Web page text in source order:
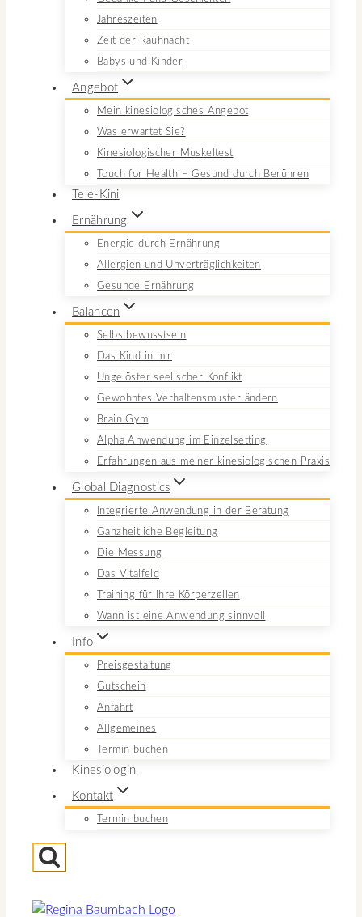
Jahreszeiten
Zeit der Rauhnacht
Babys und Kinder
Angebot
Mein kinesiologisches Angebot
Was erwartet Sie?
Kinesiologischer Muskeltest
Touch for Health – Gesund durch Berühren
Tele-Kini
Ernährung
Energie durch Ernährung
Allergien und Unverträglichkeiten
Gesunde Ernährung
Balancen
Selbstbewusstsein
Das Kind in mir
Ungelöster seelischer Konflikt
Gewohntes Verhaltensmuster ändern
Brain Gym
Alpha Anwendung im Einzelsetting
Erfahrungen aus meiner kinesiologischen Praxis
Global Diagnostics
Integrierte Anwendung in der Beratung
Ganzheitliche Begleitung
Die Messung
Das Vitalfeld
Training für Ihre Körperzellen
Wann ist eine Anwendung sinnvoll
Info
Preisgestaltung
Gutschein
Anfahrt
Allgemeines
Termin buchen
Kinesiologin
Kontakt
Termin buchen